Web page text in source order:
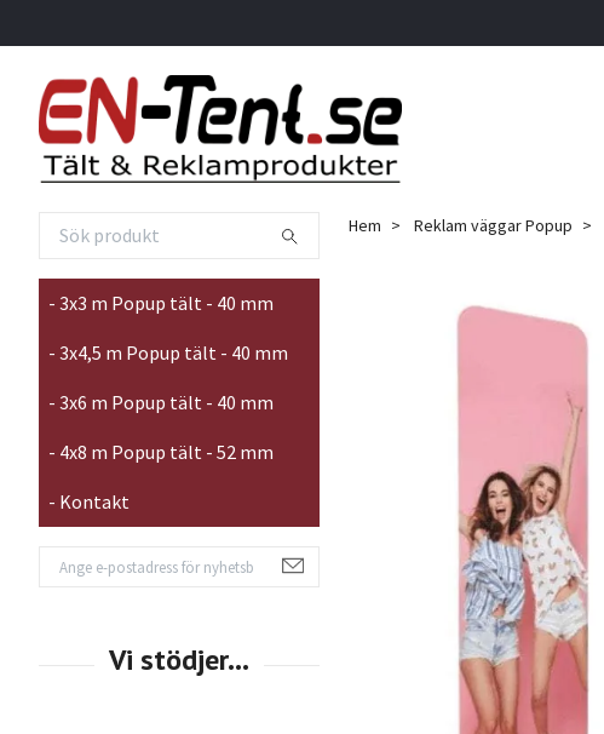
- 3x3 m Popup tält - 40 mm
- 3x4,5 m Popup tält - 40 mm
- 3x6 m Popup tält - 40 mm
- 4x8 m Popup tält - 52 mm
- Kontakt
Hem Reklam väggar Popup